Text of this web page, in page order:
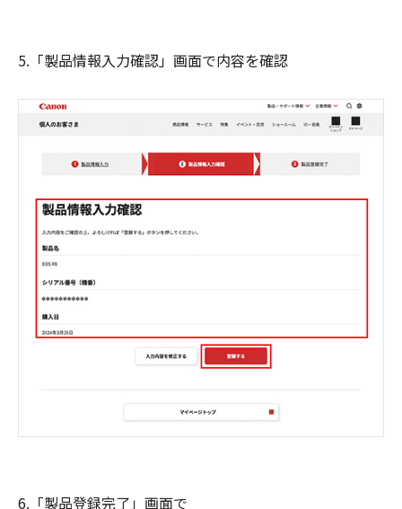
5.「製品情報入力確認」画面で内容を確認
6.「製品登録完了」画面で